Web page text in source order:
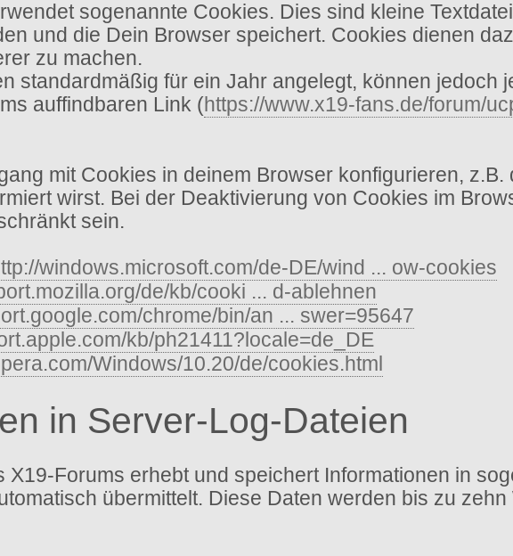
sogenannte Cookies. Dies sind kleine
und die Dein Browser speichert. Cookies dienen
zu machen.
standardmäßig für ein Jahr angelegt, können jedoch
auffindbaren Link (https://www.x19-fans.de/forum/
mit Cookies in deinem Browser konfigurieren,
wirst. Bei der Deaktivierung von Cookies im
sein.
windows.microsoft.com/de-DE/wind ... ow-cookies
de/kb/cooki ... d-ablehnen
chrome/bin/an ... swer=95647
kb/ph21411?locale=de_DE
Windows/10.20/de/cookies.html
in Server-Log-Dateien
X19-Forums erhebt und speichert Informationen in
übermittelt. Diese Daten werden bis zu